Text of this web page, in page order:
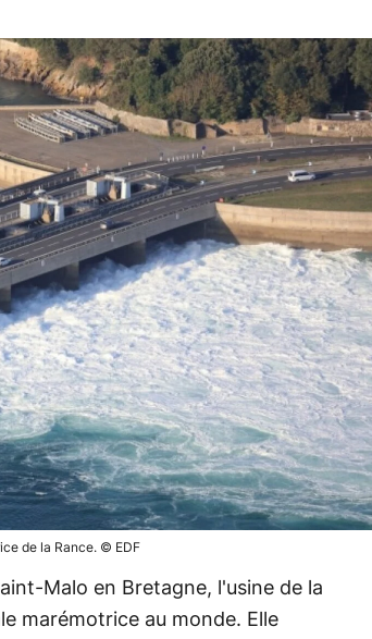
de la Rance. © EDF
Malo en Bretagne, l'usine de la
marémotrice au monde. Elle